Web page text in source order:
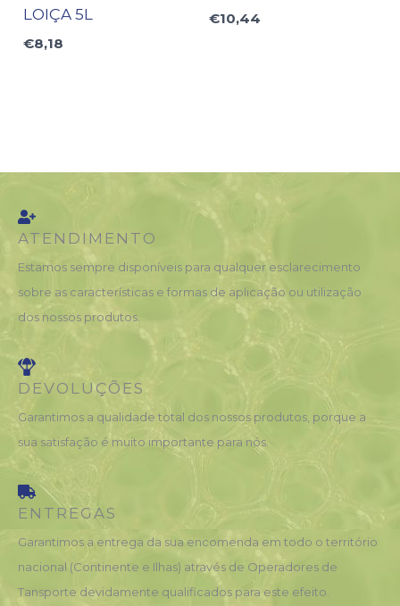
LOIÇA 5L
€8,18
€10,44
ATENDIMENTO
Estamos sempre disponíveis para qualquer esclarecimento
sobre as características e formas de aplicação ou utilização
dos nossos produtos.
DEVOLUÇÕES
Garantimos a qualidade total dos nossos produtos, porque a
sua satisfação é muito importante para nós.
ENTREGAS
Garantimos a entrega da sua encomenda em todo o território
nacional (Continente e Ilhas) através de Operadores de
Tansporte devidamente qualificados para este efeito.